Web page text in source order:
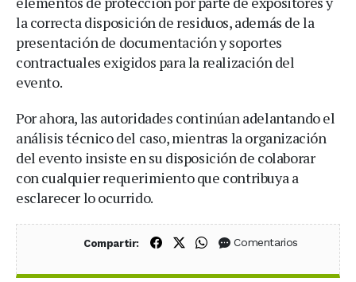
la correcta disposición de residuos, además de la
presentación de documentación y soportes
contractuales exigidos para la realización del
evento.
Por ahora, las autoridades continúan adelantando el
análisis técnico del caso, mientras la organización
del evento insiste en su disposición de colaborar
con cualquier requerimiento que contribuya a
esclarecer lo ocurrido.
Compartir: Compartir en Facebook
Compartir en X (Twitter)
Compartir en WhatsApp
Comentarios